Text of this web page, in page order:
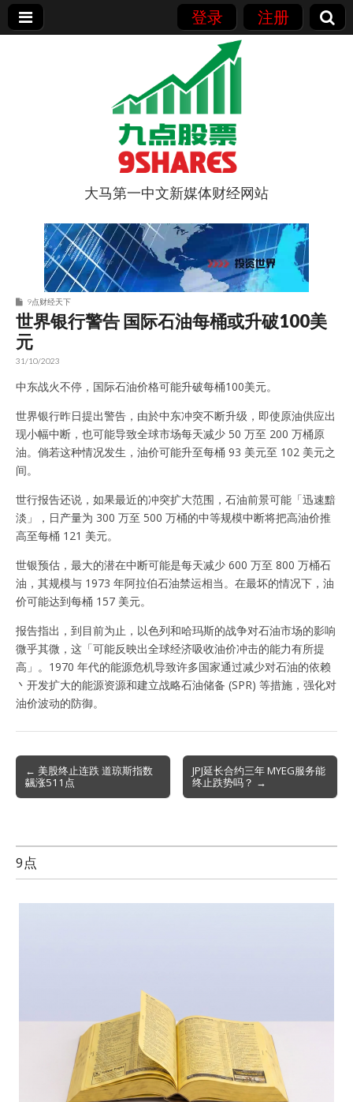
登录 注册
9点股票
大马第一中文新媒体财经网站
9点财经天下
世界银行警告 国际石油每桶或升破100美
元
31/10/2023
中东战火不停，国际石油价格可能升破每桶100美元。
世界银行昨日提出警告，由於中东冲突不断升级，即使原油供应出
现小幅中断，也可能导致全球市场每天减少 50 万至 200 万桶原
油。倘若这种情况发生，油价可能升至每桶 93 美元至 102 美元之
间。
世行报告还说，如果最近的冲突扩大范围，石油前景可能「迅速黯
淡」，日产量为 300 万至 500 万桶的中等规模中断将把高油价推
高至每桶 121 美元。
世银预估，最大的潜在中断可能是每天减少 600 万至 800 万桶石
油，其规模与 1973 年阿拉伯石油禁运相当。在最坏的情况下，油
价可能达到每桶 157 美元。
报告指出，到目前为止，以色列和哈玛斯的战争对石油市场的影响
微乎其微，这「可能反映出全球经济吸收油价冲击的能力有所提
高」。1970 年代的能源危机导致许多国家通过减少对石油的依赖
丶开发扩大的能源资源和建立战略石油储备 (SPR) 等措施，强化对
油价波动的防御。
Post
navigation
← 美股终止连跌 道琼斯指数
飊涨511点
JPJ延长合约三年 MYEG服务能
终止跌势吗？ →
9点